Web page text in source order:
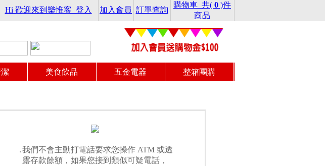
Hi 歡迎來到樂惟客 登入 加入會員 訂單查詢
購物車 共( 0 )件
商品
美食飲品 五金電器
整箱團購
．我們不會主動打電話要求您操作 ATM 或透
露存款餘額，如果您接到類似可疑電話，